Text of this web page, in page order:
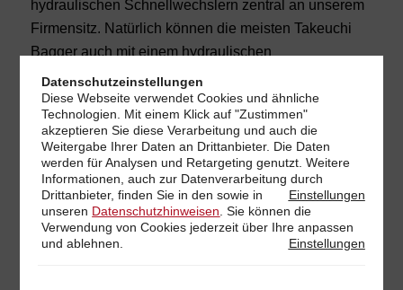
hydraulischen Schnellwechslern zentral an unserem
Firmensitz. Natürlich können die meisten Takeuchi
Bagger auch mit einem hydraulischen
Schnellwechsler nachgerüstet werden.
TRAUMDUO MIT DEM TILTROTATOR POWERTILT
Wer optimale Beweglichkeit und hochflexibles
dreidimensionales Arbeiten für seinen Bagger
möchte, sollte den hydraulische Schnellwechsler mit
Datenschutzeinstellungen
Diese Webseite verwendet Cookies und ähnliche
Technologien. Mit einem Klick auf "Zustimmen"
akzeptieren Sie diese Verarbeitung und auch die
Weitergabe Ihrer Daten an Drittanbieter. Die Daten
werden für Analysen und Retargeting genutzt. Weitere
Informationen, auch zur Datenverarbeitung durch
Drittanbieter, finden Sie in den
Einstellungen
sowie in
unseren Datenschutzhinweisen . Sie können die
Verwendung von Cookies jederzeit über Ihre
Einstellungen
anpassen
und ablehnen.